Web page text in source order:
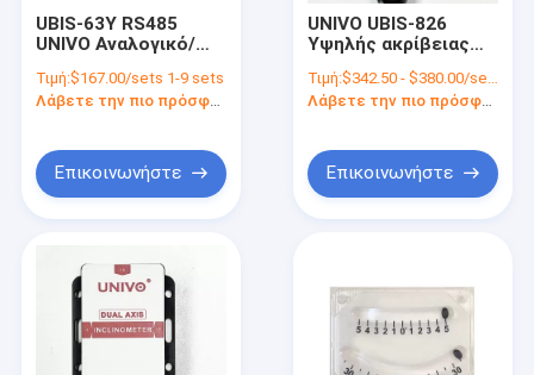
UBIS-63Y RS485
UNIVO Αναλογικό/
Inclinometer για
ανίχνευση κλίσης
Τιμή:$167.00/sets 1-9 sets
Λάβετε την πιο πρόσφατη τιμή
Επικοινωνήστε
UNIVO UBIS-826
Υψηλής ακρίβειας
κλίνομετρος με 4-
20mA RS232 RS485
Τιμή:$342.50 - $380.00/sets
Λάβετε την πιο πρόσφατη τιμή
Επικοινωνήστε